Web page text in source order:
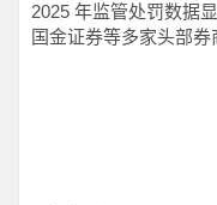
2025 年监管处罚数据
国金证券等多家头部